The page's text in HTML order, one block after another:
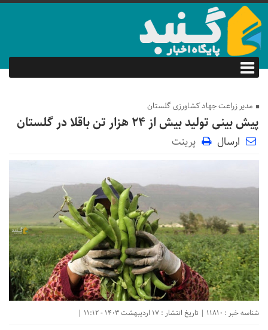
مدیر زراعت جهاد کشاورزی گلستان
پیش بینی تولید بیش از ۲۴ هزار تن باقلا در گلستان
ارسال پرینت
شناسه خبر : 11810 | تاریخ انتشار : 17 اردیبهشت 1403 - 11:12 |